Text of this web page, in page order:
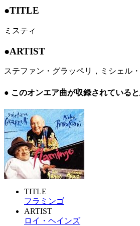
●TITLE
ミスティ
●ARTIST
ステファン・グラッペリ，ミシェル
● このオンエア曲が収録されている
TITLE
フラミンゴ
ARTIST
ロイ・ヘインズ